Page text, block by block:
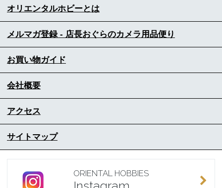
オリエンタルホビーとは
メルマガ登録 - 店長おぐらのカメラ用品便り
お買い物ガイド
会社概要
アクセス
サイトマップ
ORIENTAL HOBBIES